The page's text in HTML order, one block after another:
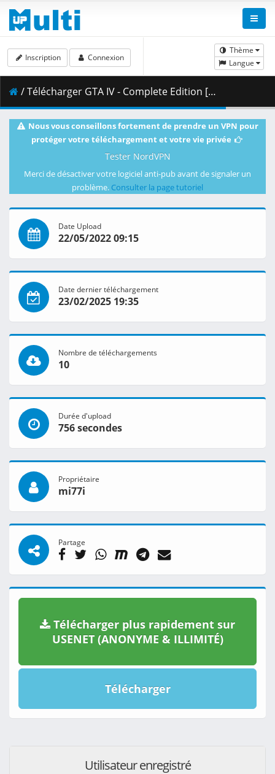
Thème
Langue
Inscription Connexion
/ Télécharger GTA IV - Complete Edition [WillyPro].7z.014 ( 500.00 MB )
Nous vous conseillons fortement de prendre un VPN pour
protéger votre téléchargement et votre vie privée
Tester NordVPN
Merci de désactiver votre logiciel anti-pub avant de signaler un
problème. Consulter la page tutoriel
Date Upload
22/05/2022 09:15
Date dernier téléchargement
23/02/2025 19:35
Nombre de téléchargements
10
Durée d'upload
756 secondes
Propriétaire
mi77i
Partage
Télécharger plus rapidement sur
USENET (ANONYME & ILLIMITÉ)
Télécharger
Utilisateur enregistré